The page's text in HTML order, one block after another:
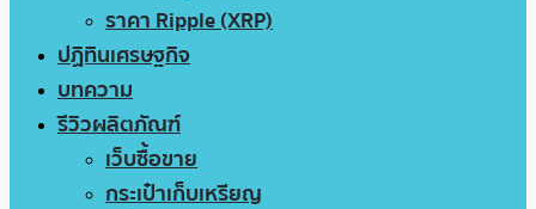
ราคา Ripple (XRP)
ปฏิทินเศรษฐกิจ
บทความ
รีวิวผลิตภัณฑ์
เว็บซื้อขาย
กระเป๋าเก็บเหรียญ